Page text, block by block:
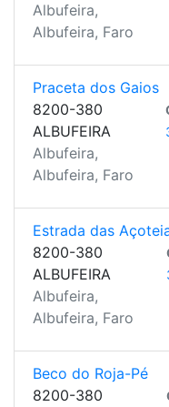
Albufeira,
Albufeira, Faro
Praceta dos Gaios
8200-380
ALBUFEIRA
Albufeira,
Albufeira, Faro
Estrada das
8200-380
ALBUFEIRA
Albufeira,
Albufeira, Faro
Beco do Roja-Pé
8200-380